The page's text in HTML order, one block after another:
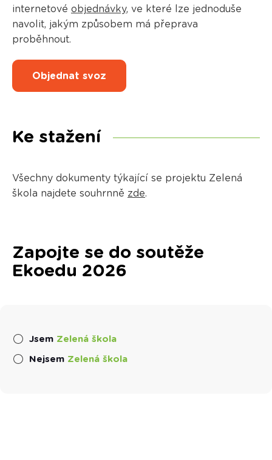
internetové objednávky, ve které lze jednoduše
navolit, jakým způsobem má přeprava
proběhnout.
Objednat svoz
Ke stažení
Všechny dokumenty týkající se projektu Zelená
škola najdete souhrnně zde.
Zapojte se do soutěže
Ekoedu 2026
Jsem Zelená škola
Nejsem Zelená škola